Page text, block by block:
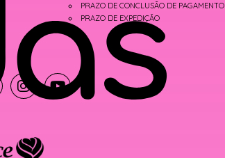
PRAZO DE CONCLUSÃO DE PAGAMENTO
PRAZO DE EXPEDIÇÃO